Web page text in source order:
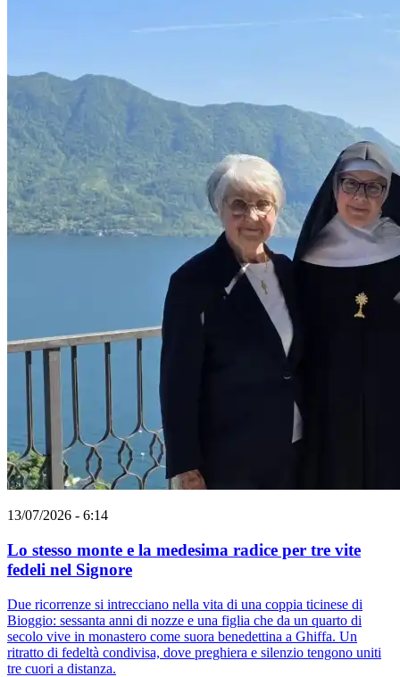
13/07/2026 - 6:14
Lo stesso monte e la medesima radice per tre vite
fedeli nel Signore
Due ricorrenze si intrecciano nella vita di una coppia ticinese di
Bioggio: sessanta anni di nozze e una figlia che da un quarto di
secolo vive in monastero come suora benedettina a Ghiffa. Un
ritratto di fedeltà condivisa, dove preghiera e silenzio tengono uniti
tre cuori a distanza.